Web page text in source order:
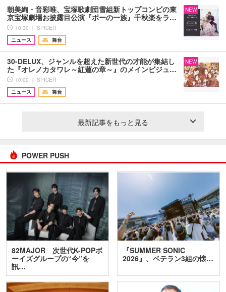
朝美絢・音彩唯、宝塚歌劇団雪組新トップコンビの東
京宝塚劇場お披露目公演『ポーの一族』千秋楽をラ…
10:30 ｜ SPICER
ニュース
舞台
NEW
30-DELUX、ジャンルを超えた新世代の才能が集結し
た『オレノカタワレ～紅蓮の章～』のメインビジュ…
10:00 ｜ SPICER
ニュース
舞台
NEW
最新記事をもっと見る
POWER PUSH
82MAJOR 次世代K-POPボ
ーイズグループの“今”を
訊…
『SUMMER SONIC
2026』、ベテラン3組の懐…